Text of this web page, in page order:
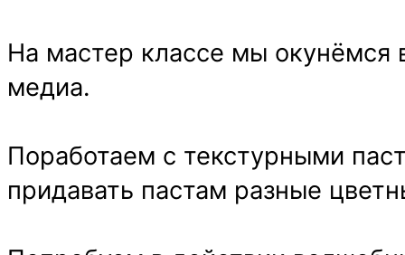
На мастер классе мы
медиа.
Поработаем с текстурными
придавать пастам разные